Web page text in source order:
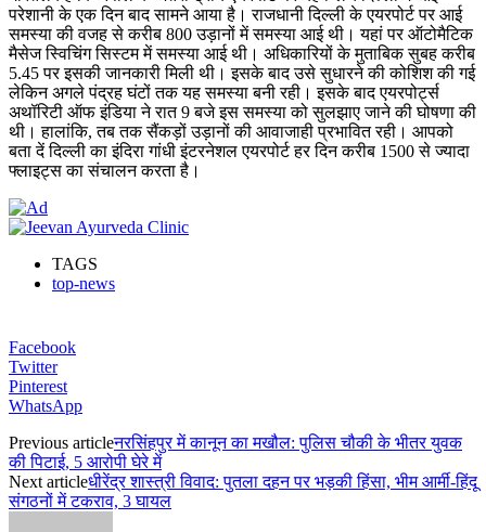
परेशानी के एक दिन बाद सामने आया है। राजधानी दिल्ली के एयरपोर्ट पर आई
समस्या की वजह से करीब 800 उड़ानों में समस्या आई थी। यहां पर ऑटोमैटिक
मैसेज स्विचिंग सिस्टम में समस्या आई थी। अधिकारियों के मुताबिक सुबह करीब
5.45 पर इसकी जानकारी मिली थी। इसके बाद उसे सुधारने की कोशिश की गई
लेकिन अगले पंद्रह घंटों तक यह समस्या बनी रही। इसके बाद एयरपोर्ट्स
अथॉरिटी ऑफ इंडिया ने रात 9 बजे इस समस्या को सुलझाए जाने की घोषणा की
थी। हालांकि, तब तक सैंकड़ों उड़ानों की आवाजाही प्रभावित रही। आपको
बता दें दिल्ली का इंदिरा गांधी इंटरनेशल एयरपोर्ट हर दिन करीब 1500 से ज्यादा
फ्लाइट्स का संचालन करता है।
TAGS
top-news
Facebook
Twitter
Pinterest
WhatsApp
Previous articleनरसिंहपुर में कानून का मखौल: पुलिस चौकी के भीतर युवक
की पिटाई, 5 आरोपी घेरे में
Next articleधीरेंद्र शास्त्री विवाद: पुतला दहन पर भड़की हिंसा, भीम आर्मी-हिंदू
संगठनों में टकराव, 3 घायल